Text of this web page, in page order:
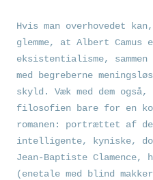
Hvis man overhovedet
glemme, at Albert
eksistentialisme, sammen
med begreberne
skyld. Væk med dem
filosofien bare for en
romanen: portrættet af
intelligente, kyniske,
Jean-Baptiste Clamence,
(enetale med blind